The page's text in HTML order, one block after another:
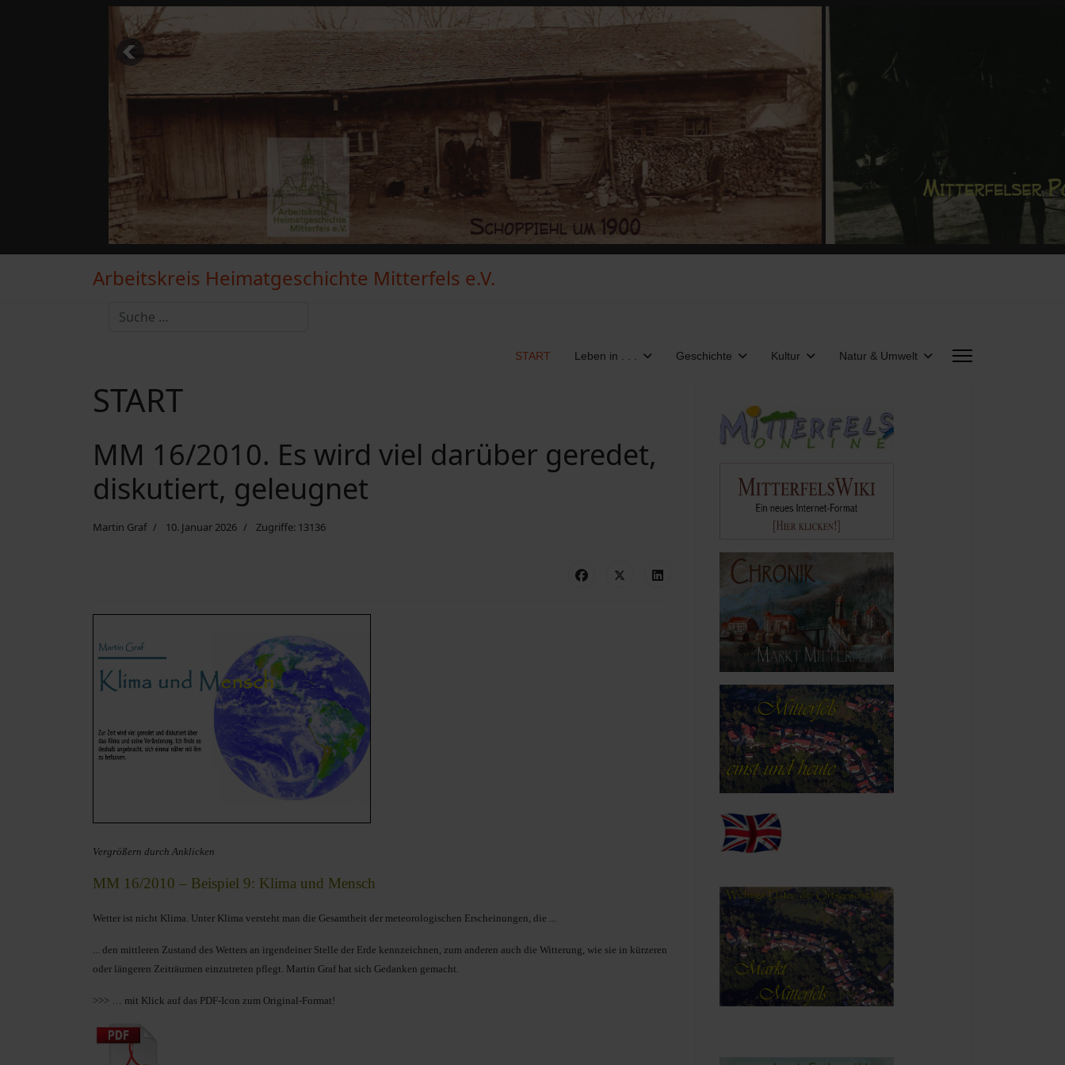
Arbeitskreis Heimatgeschichte Mitterfels e.V.
Suchen
START Leben in . . . Geschichte Kultur Natur & Umwelt
START
MM 16/2010. Es wird viel darüber geredet,
diskutiert, geleugnet
Martin Graf 10. Januar 2026 Zugriffe: 13136
Vergrößern durch Anklicken
MM 16/2010 – Beispiel 9: Klima und Mensch
Wetter ist nicht Klima. Unter Klima versteht man die Gesamtheit der meteorologischen Erscheinungen, die ...
... den mittleren Zustand des Wetters an irgendeiner Stelle der Erde kennzeichnen, zum anderen auch die Witterung, wie sie in kürzeren
oder längeren Zeiträumen einzutreten pflegt. Martin Graf hat sich Gedanken gemacht.
>>> … mit Klick auf das PDF-Icon zum Original-Format!